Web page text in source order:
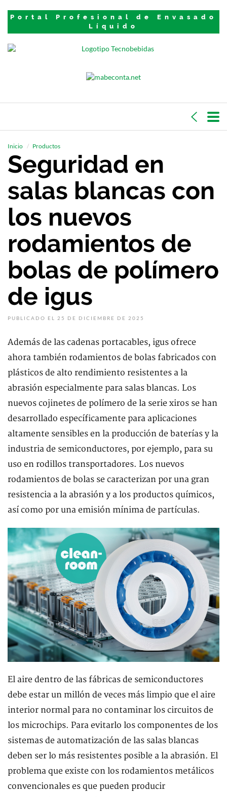
Portal Profesional de Envasado
Líquido
Inicio Productos
Seguridad en
salas blancas con
los nuevos
rodamientos de
bolas de polímero
de igus
PUBLICADO EL 25 DE DICIEMBRE DE 2025
Además de las cadenas portacables, igus ofrece
ahora también rodamientos de bolas fabricados con
plásticos de alto rendimiento resistentes a la
abrasión especialmente para salas blancas. Los
nuevos cojinetes de polímero de la serie xiros se han
desarrollado específicamente para aplicaciones
altamente sensibles en la producción de baterías y la
industria de semiconductores, por ejemplo, para su
uso en rodillos transportadores. Los nuevos
rodamientos de bolas se caracterizan por una gran
resistencia a la abrasión y a los productos químicos,
así como por una emisión mínima de partículas.
El aire dentro de las fábricas de semiconductores
debe estar un millón de veces más limpio que el aire
interior normal para no contaminar los circuitos de
los microchips. Para evitarlo los componentes de los
sistemas de automatización de las salas blancas
deben ser lo más resistentes posible a la abrasión. El
problema que existe con los rodamientos metálicos
convencionales es que pueden producir